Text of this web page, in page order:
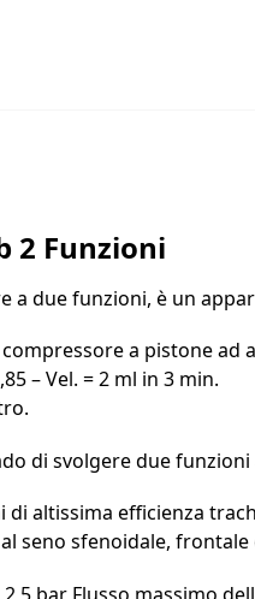
2 Funzioni
a due funzioni, è un
a pistone
– Vel. = 2 ml in 3 min.
di svolgere due funzioni
di altissima efficienza
seno sfenoidale,